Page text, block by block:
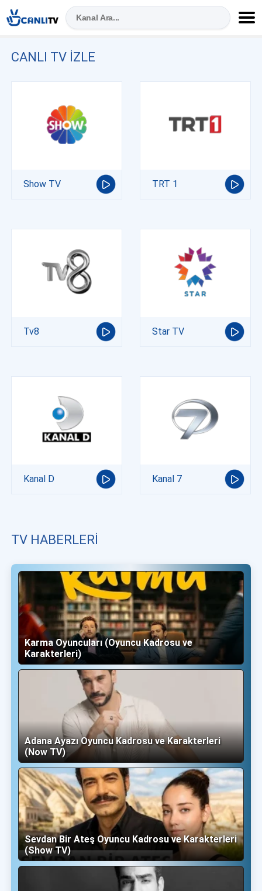
CANLI TV IZLE
Show TV TRT 1
Tv8 Star TV
Kanal D Kanal 7
TV HABERLERI
Karma Oyuncuları (Oyuncu Kadrosu ve
Karakterleri)
Adana Ayazı Oyuncu Kadrosu ve Karakterleri
(Now TV)
Sevdan Bir Ateş Oyuncu Kadrosu ve Karakterleri
(Show TV)